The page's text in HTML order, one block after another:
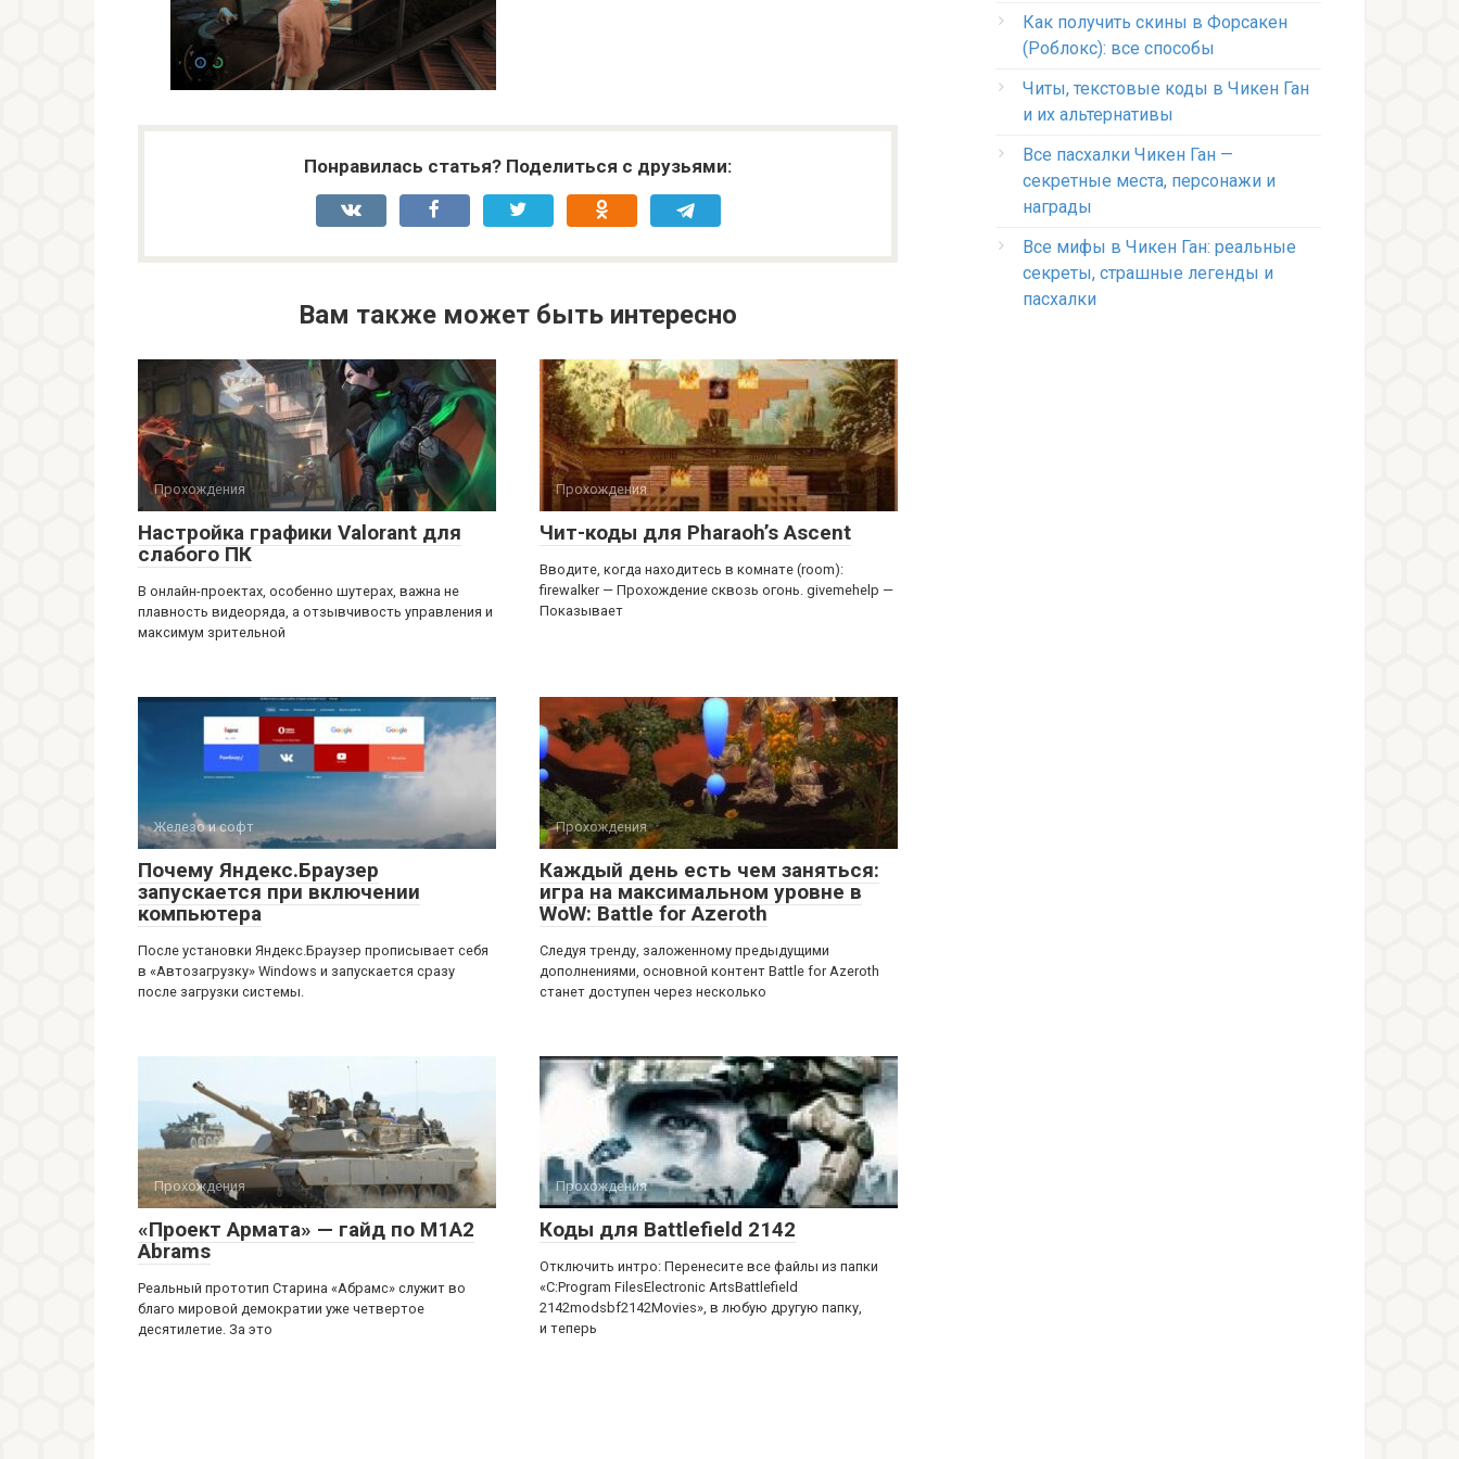
Понравилась статья? Поделиться с друзьями:
Вам также может быть интересно
Прохождения
Настройка графики Valorant для
слабого ПК
В онлайн-проектах, особенно шутерах, важна не
плавность видеоряда, а отзывчивость управления и
максимум зрительной
Прохождения
Чит-коды для Pharaoh’s Ascent
Вводите, когда находитесь в комнате (room):
firewalker — Прохождение сквозь огонь. givemehelp —
Показывает
Железо и софт
Почему Яндекс.Браузер
запускается при включении
компьютера
После установки Яндекс.Браузер прописывает себя
в «Автозагрузку» Windows и запускается сразу
после загрузки системы.
Прохождения
Каждый день есть чем заняться:
игра на максимальном уровне в
WoW: Battle for Azeroth
Следуя тренду, заложенному предыдущими
дополнениями, основной контент Battle for Azeroth
станет доступен через несколько
Прохождения
«Проект Армата» — гайд по M1A2
Abrams
Реальный прототип Старина «Абрамс» служит во
благо мировой демократии уже четвертое
десятилетие. За это
Прохождения
Коды для Battlefield 2142
Отключить интро: Перенесите все файлы из папки
«C:Program FilesElectronic ArtsBattlefield
2142modsbf2142Movies», в любую другую папку,
и теперь
Как получить скины в Форсакен
(Роблокс): все способы
Читы, текстовые коды в Чикен Ган
и их альтернативы
Все пасхалки Чикен Ган —
секретные места, персонажи и
награды
Все мифы в Чикен Ган: реальные
секреты, страшные легенды и
пасхалки